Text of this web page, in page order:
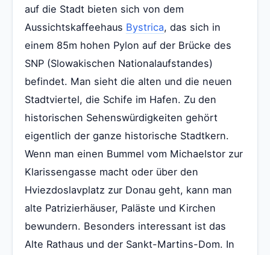
auf die Stadt bieten sich von dem
Aussichtskaffeehaus Bystrica, das sich in
einem 85m hohen Pylon auf der Brücke des
SNP (Slowakischen Nationalaufstandes)
befindet. Man sieht die alten und die neuen
Stadtviertel, die Schife im Hafen. Zu den
historischen Sehenswürdigkeiten gehört
eigentlich der ganze historische Stadtkern.
Wenn man einen Bummel vom Michaelstor zur
Klarissengasse macht oder über den
Hviezdoslavplatz zur Donau geht, kann man
alte Patrizierhäuser, Paläste und Kirchen
bewundern. Besonders interessant ist das
Alte Rathaus und der Sankt-Martins-Dom. In